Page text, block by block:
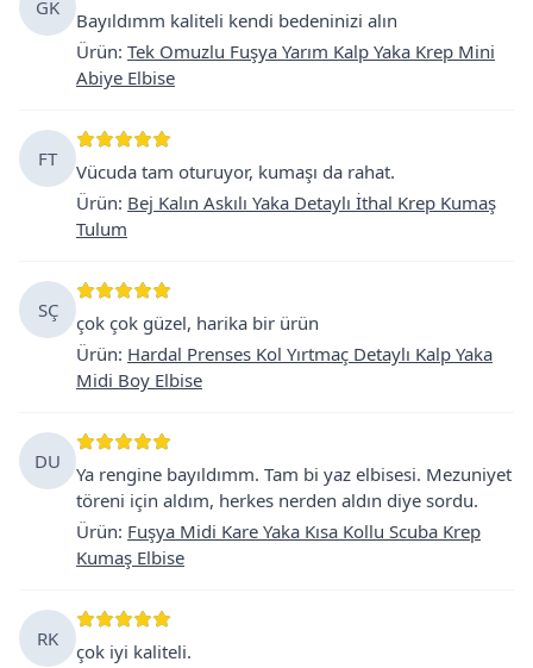
GK
Bayıldımm kaliteli kendi bedeninizi alın
Ürün: Tek Omuzlu Fuşya Yarım Kalp Yaka Krep Mini
Abiye Elbise
FT
Vücuda tam oturuyor, kumaşı da rahat.
Ürün: Bej Kalın Askılı Yaka Detaylı İthal Krep Kumaş
Tulum
SÇ
çok çok güzel, harika bir ürün
Ürün: Hardal Prenses Kol Yırtmaç Detaylı Kalp Yaka
Midi Boy Elbise
DU
Ya rengine bayıldımm. Tam bi yaz elbisesi. Mezuniyet
töreni için aldım, herkes nerden aldın diye sordu.
Ürün: Fuşya Midi Kare Yaka Kısa Kollu Scuba Krep
Kumaş Elbise
RK
çok iyi kaliteli.